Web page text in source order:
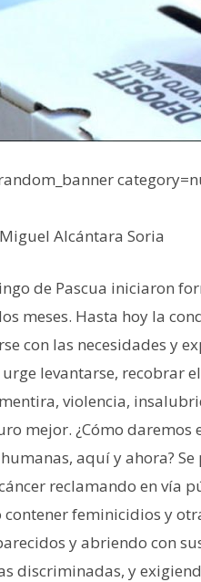
Alcántara Soria
de Pascua iniciaron
meses. Hasta hoy la
con las necesidades y
levantarse, recobrar
violencia,
mejor. ¿Cómo
aquí y ahora?
reclamando en vía
feminicidios y
y abriendo con
discriminadas, y